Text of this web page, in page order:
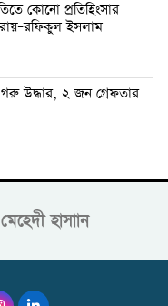
কোনো প্রতিহিংসার
ইসলাম
উদ্ধার, ২ জন গ্রেফতার
হাসাান